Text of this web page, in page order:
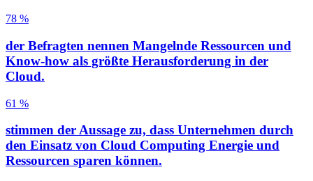
78 %
der Befragten nennen Mangelnde Ressourcen und
Know-how als größte Herausforderung in der
Cloud.
61 %
stimmen der Aussage zu, dass Unternehmen durch
den Einsatz von Cloud Computing Energie und
Ressourcen sparen können.